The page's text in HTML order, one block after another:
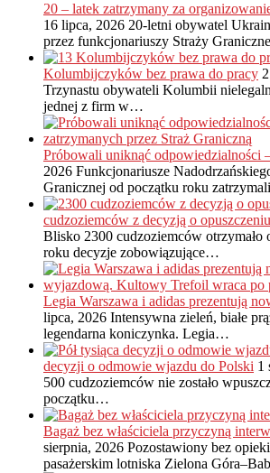
20 – latek zatrzymany za
16 lipca, 2026 20-letni obywatel
przez funkcjonariuszy Straży
Kolumbijczyków bez prawa do pracy
Trzynastu obywateli Kolumbii
jednej z firm w…
Próbowali uniknąć odpowiedzialności
2026 Funkcjonariusze
Granicznej od początku roku
cudzoziemców z decyzją o
Blisko 2300 cudzoziemców otrzymało
roku decyzje zobowiązujące…
Legia Warszawa i adidas prezentują
lipca, 2026 Intensywna zieleń, białe
legendarna koniczynka. Legia…
decyzji o odmowie wjazdu do Polski 1
500 cudzoziemców nie zostało
początku…
Bagaż bez właściciela przyczyną
sierpnia, 2026 Pozostawiony bez
pasażerskim lotniska Zielona